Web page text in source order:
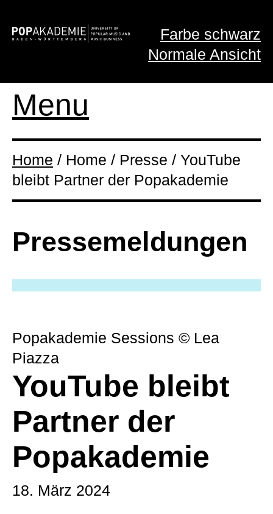
Farbe schwarz
Normale Ansicht
Menu
Home / Home / Presse / YouTube
bleibt Partner der Popakademie
Presse­meldungen
Popakademie Sessions © Lea
Piazza
YouTube bleibt
Partner der
Popakademie
18. März 2024